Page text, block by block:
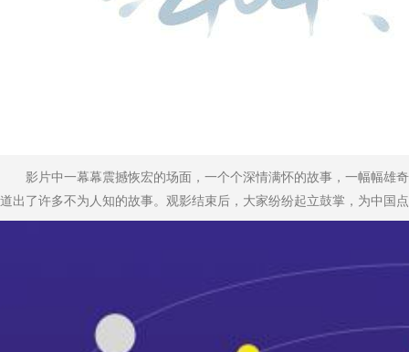
影片中一幕幕震撼恢宏的场面，一个个深情满怀的故事，一幅幅雄
道出了许多不为人知的故事。观影结束后，大家纷纷起立鼓掌，为中国